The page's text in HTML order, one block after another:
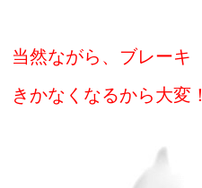
当然ながら、ブレーキ
きかなくなるから大変！